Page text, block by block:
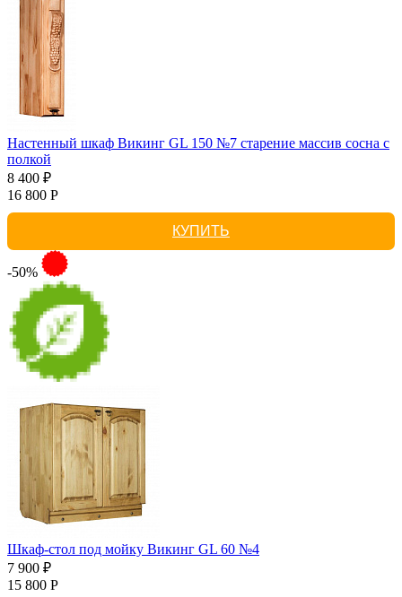
Настенный шкаф Викинг GL 150 №7 старение массив сосна с
полкой
8 400 ₽
16 800 Р
КУПИТЬ
-50%
Шкаф-стол под мойку Викинг GL 60 №4
7 900 ₽
15 800 Р